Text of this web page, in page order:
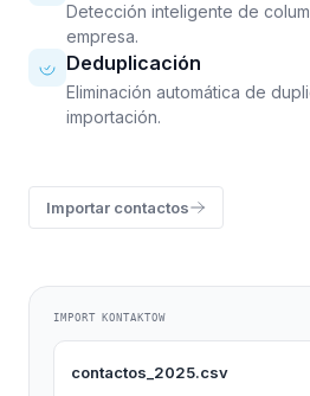
Detección inteligente de
empresa.
Deduplicación
Eliminación automática de
importación.
Importar contactos
IMPORT KONTAKTOW
contactos_2025.csv